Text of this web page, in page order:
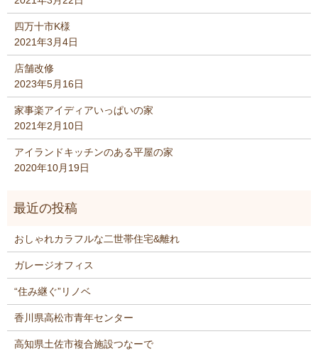
四万十市K様
2021年3月4日
店舗改修
2023年5月16日
家事楽アイディアいっぱいの家
2021年2月10日
アイランドキッチンのある平屋の家
2020年10月19日
おしゃれカラフルな二世帯住宅&離れ
ガレージオフィス
“住み継ぐ”リノベ
香川県高松市青年センター
高知県土佐市複合施設つなーで